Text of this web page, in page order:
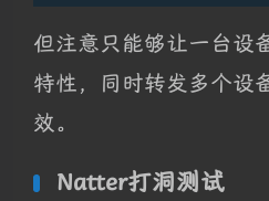
但注意只能够让一台设
特性，同时转发多个设
效。
Natter打洞测试